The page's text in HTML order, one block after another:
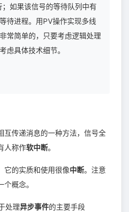
如果该信号的等待队列中有
待进程。用PV操作实现多线
常简单的，只要考虑逻辑处理
虑具体技术细节。
互传递消息的一种方法，信号全
人称作软中断。
它的实质和使用很像中断。注意
概念。
处理异步事件的主要手段